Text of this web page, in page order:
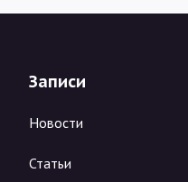
Записи
Новости
Статьи